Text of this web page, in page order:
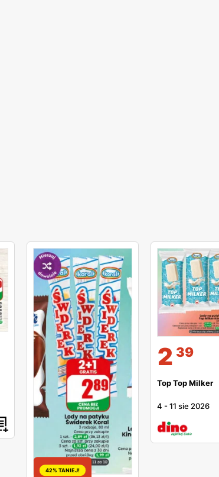
42% TANIEJ!
2 39
Top Top Milker
4 -11 sie 2026